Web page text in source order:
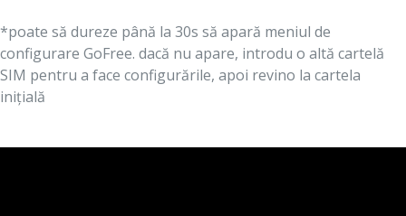
*poate să dureze până la 30s să apară meniul de
configurare GoFree. dacă nu apare, introdu o altă cartelă
SIM pentru a face configurările, apoi revino la cartela
inițială